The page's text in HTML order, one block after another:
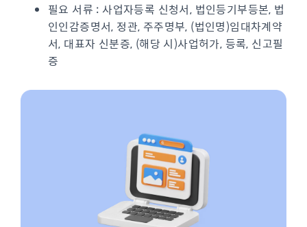
필요 서류 : 사업자등록 신청서, 법인등기부등본, 법
인인감증명서, 정관, 주주명부, (법인명)임대차계약
서, 대표자 신분증, (해당 시)사업허가, 등록, 신고필
증